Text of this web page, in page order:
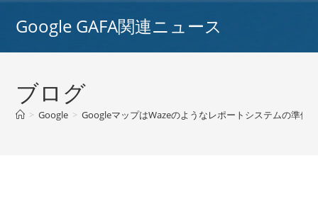
Google GAFA関連ニュース
ブログ
> Google > GoogleマップはWazeのようなレポートシステムの準備